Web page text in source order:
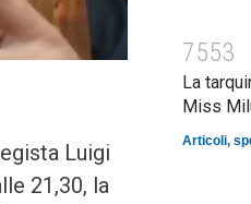
Luigi
21,30, la
7553
La
Miss
Articoli,